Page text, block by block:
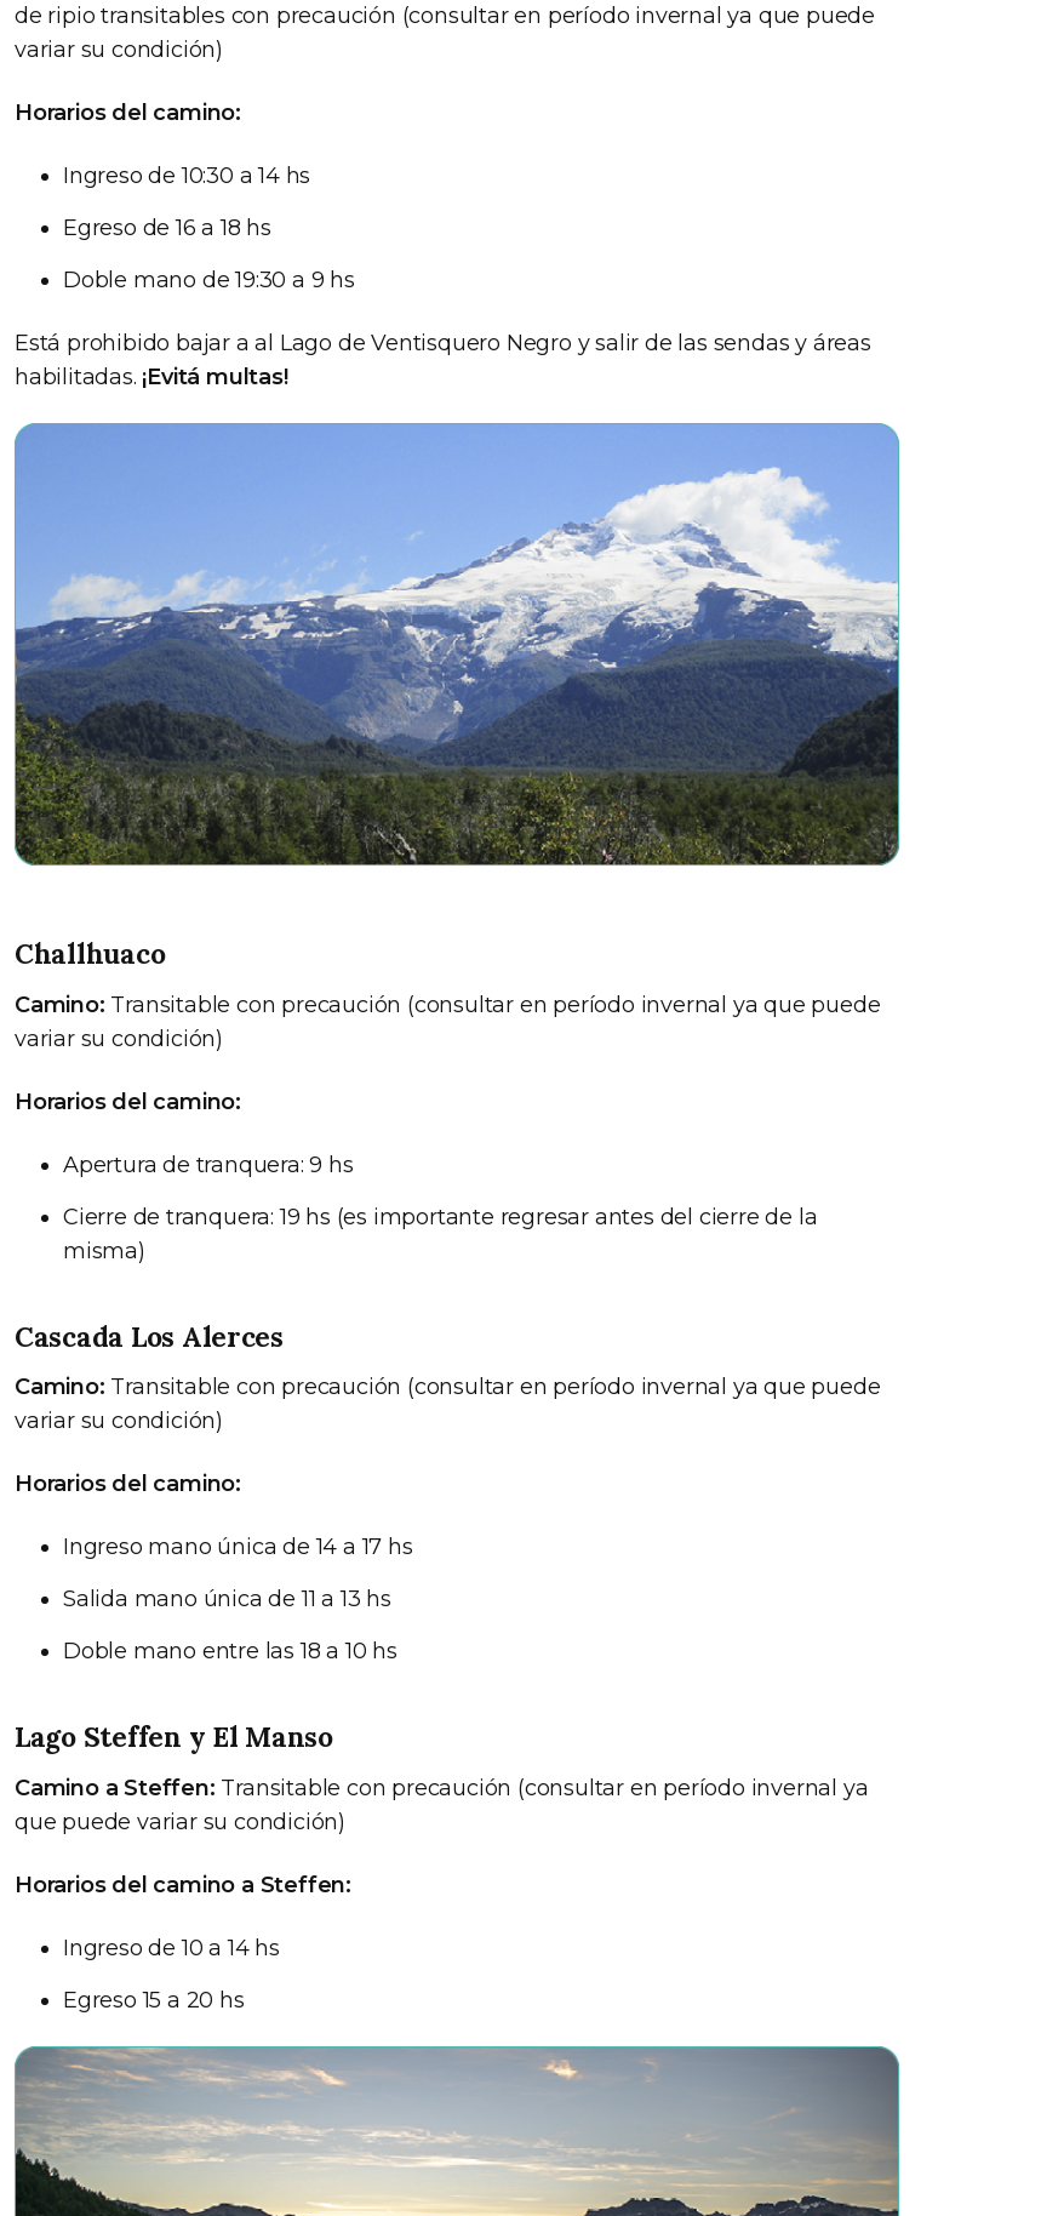
de ripio transitables con precaución (consultar en período invernal ya que puede
variar su condición)
Horarios del camino:
Ingreso de 10:30 a 14 hs
Egreso de 16 a 18 hs
Doble mano de 19:30 a 9 hs
Está prohibido bajar a al Lago de Ventisquero Negro y salir de las sendas y áreas
habilitadas. ¡Evitá multas!
Challhuaco
Camino: Transitable con precaución (consultar en período invernal ya que puede
variar su condición)
Horarios del camino:
Apertura de tranquera: 9 hs
Cierre de tranquera: 19 hs (es importante regresar antes del cierre de la
misma)
Cascada Los Alerces
Camino: Transitable con precaución (consultar en período invernal ya que puede
variar su condición)
Horarios del camino:
Ingreso mano única de 14 a 17 hs
Salida mano única de 11 a 13 hs
Doble mano entre las 18 a 10 hs
Lago Steffen y El Manso
Camino a Steffen: Transitable con precaución (consultar en período invernal ya
que puede variar su condición)
Horarios del camino a Steffen:
Ingreso de 10 a 14 hs
Egreso 15 a 20 hs